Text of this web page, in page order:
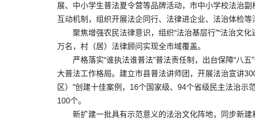
展、中小学生普法夏令营等品牌活动，市中小学校法治
互动机制，组织开展法企同行、法律进企业、法治体检等
聚焦增强农民法律意识，组织“法治基层行”“法治文
万名，村（居）法律顾问实现全市域覆盖。
严格落实“谁执法谁普法”普法责任制，出台保障“八
大普法工作格局。建立市县普法讲师团，开展法治宣讲
区）”创建十佳案例，16个国家级、94个省级民主法治示
100个。
新扩建一批具有示范意义的法治文化阵地，同步新